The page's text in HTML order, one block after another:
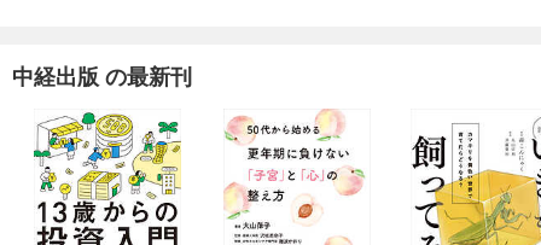
中経出版 の最新刊